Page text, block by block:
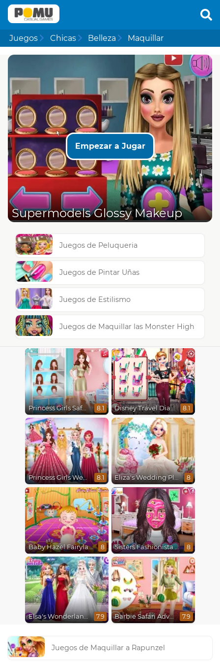
Juegos Chicas Belleza Maquillar
Empezar a Jugar
Supermodels Glossy Makeup
Juegos de Peluqueria
Juegos de Pintar Uñas
Juegos de Estilismo
Juegos de Maquillar las Monster High
Princess Girls Safari Trip 8.1 Disney Travel Diaries: City Break 8.1
Princess Girls Wedding Trip 8.1 Eliza's Wedding Planner 8
Baby Hazel Fairyland Ballet 8 Sisters Fashionista Makeup 8
Elsa's Wonderland Wedding 7.9 Barbie Safari Adventure 7.9
Juegos de Maquillar a Rapunzel